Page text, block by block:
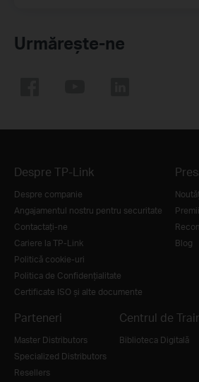
Urmărește-ne
Despre TP-Link
Despre companie
Angajamentul nostru pentru securitate
Contactați-ne
Cariere la TP-Link
Politică cookie-uri
Politica de Confidențialitate
Certificate ISO și alte documente
Premii
Blog
Parteneri
Master Distributors
Specialized Distributors
Resellers
Centrul de
Biblioteca Digitală